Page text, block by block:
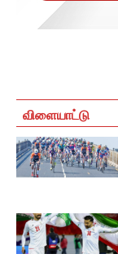
விளையாட்டு